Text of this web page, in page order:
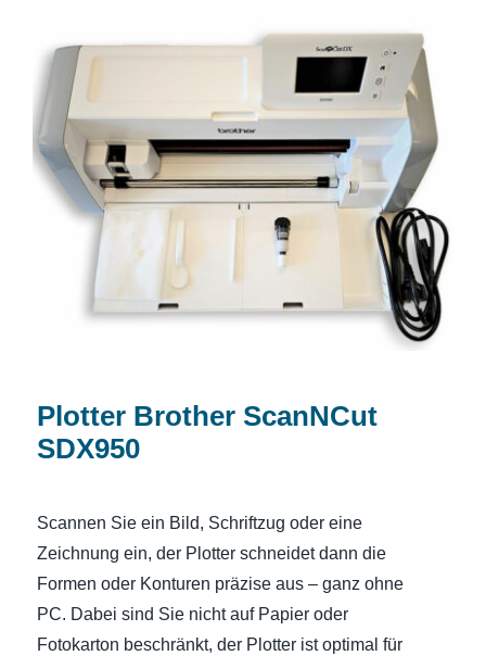
Plotter Brother ScanNCut SDX950
Plotter Brother ScanNCut
SDX950
Scannen Sie ein Bild, Schriftzug oder eine
Zeichnung ein, der Plotter schneidet dann die
Formen oder Konturen präzise aus – ganz ohne
PC. Dabei sind Sie nicht auf Papier oder
Fotokarton beschränkt, der Plotter ist optimal für